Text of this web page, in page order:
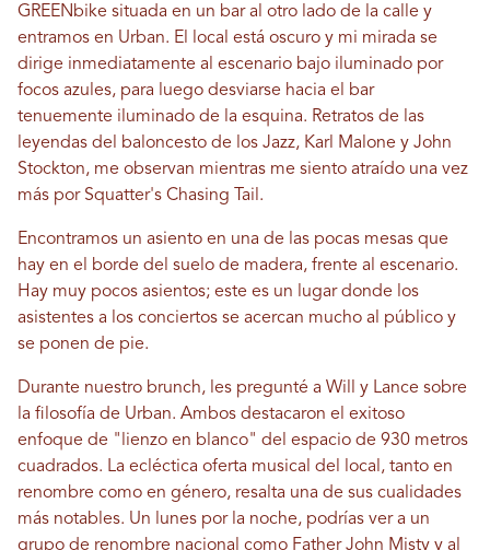
GREENbike situada en un bar al otro lado de la calle y
entramos en Urban. El local está oscuro y mi mirada se
dirige inmediatamente al escenario bajo iluminado por
focos azules, para luego desviarse hacia el bar
tenuemente iluminado de la esquina. Retratos de las
leyendas del baloncesto de los Jazz, Karl Malone y John
Stockton, me observan mientras me siento atraído una vez
más por Squatter's Chasing Tail.
Encontramos un asiento en una de las pocas mesas que
hay en el borde del suelo de madera, frente al escenario.
Hay muy pocos asientos; este es un lugar donde los
asistentes a los conciertos se acercan mucho al público y
se ponen de pie.
Durante nuestro brunch, les pregunté a Will y Lance sobre
la filosofía de Urban. Ambos destacaron el exitoso
enfoque de "lienzo en blanco" del espacio de 930 metros
cuadrados. La ecléctica oferta musical del local, tanto en
renombre como en género, resalta una de sus cualidades
más notables. Un lunes por la noche, podrías ver a un
grupo de renombre nacional como Father John Misty y al